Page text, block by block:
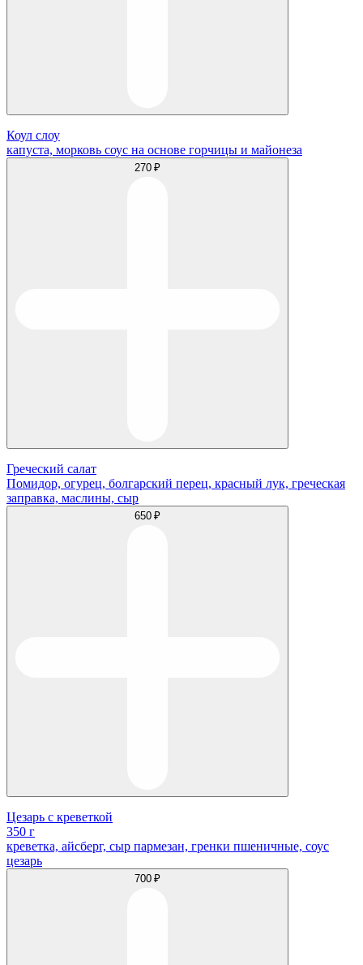
Коул слоу
капуста, морковь соус на основе горчицы и майонеза
270 ₽
Греческий салат
Помидор, огурец, болгарский перец, красный лук, греческая
заправка, маслины, сыр
650 ₽
Цезарь с креветкой
350 г
креветка, айсберг, сыр пармезан, гренки пшеничные, соус
цезарь
700 ₽